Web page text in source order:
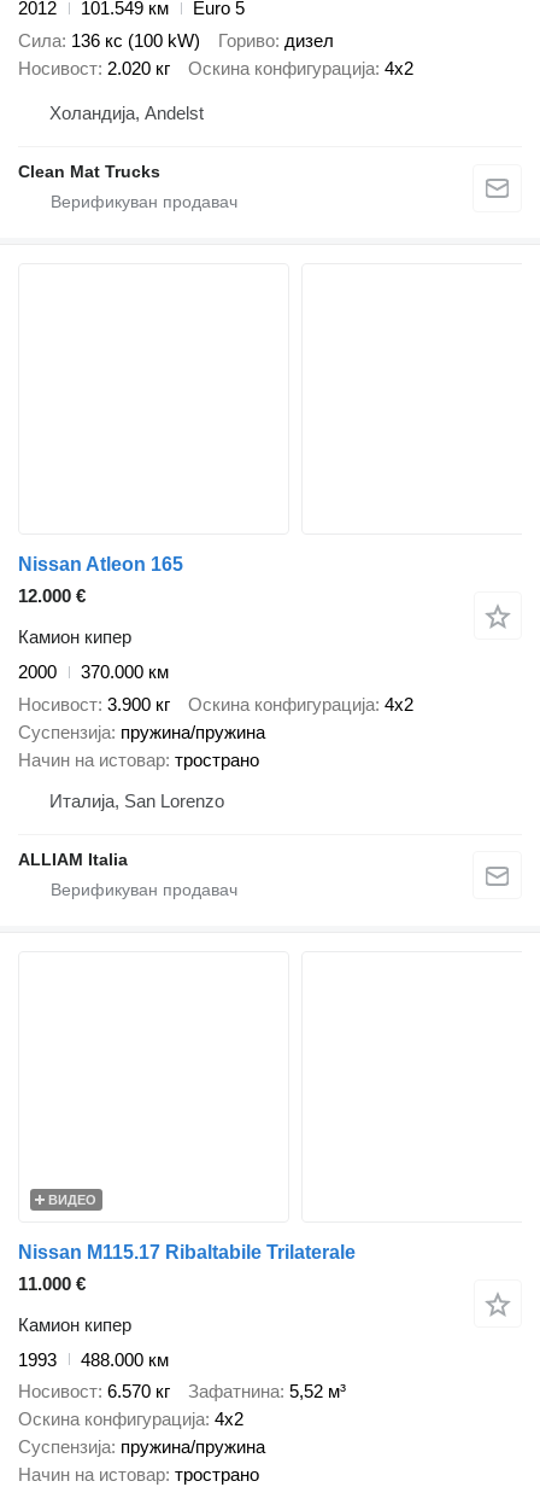
2012 101.549 км
Euro 5
Сила 136 кс (100 kW) Гориво дизел
Носивост 2.020 кг Оскина конфигурација 4x2
Холандија, Andelst
Clean Mat Trucks
Nissan Atleon 165
12.000 €
Камион кипер
2000
370.000 км
Носивост 3.900 кг Оскина конфигурација 4x2
Суспензија пружина/пружина
Начин на истовар тространо
Италија, San Lorenzo
ALLIAM Italia
ВИДЕО
Nissan M115.17 Ribaltabile Trilaterale
11.000 €
Камион кипер
1993
488.000 км
Носивост 6.570 кг Зафатнина 5,52 м³
Оскина конфигурација 4x2
Суспензија пружина/пружина
Начин на истовар тространо